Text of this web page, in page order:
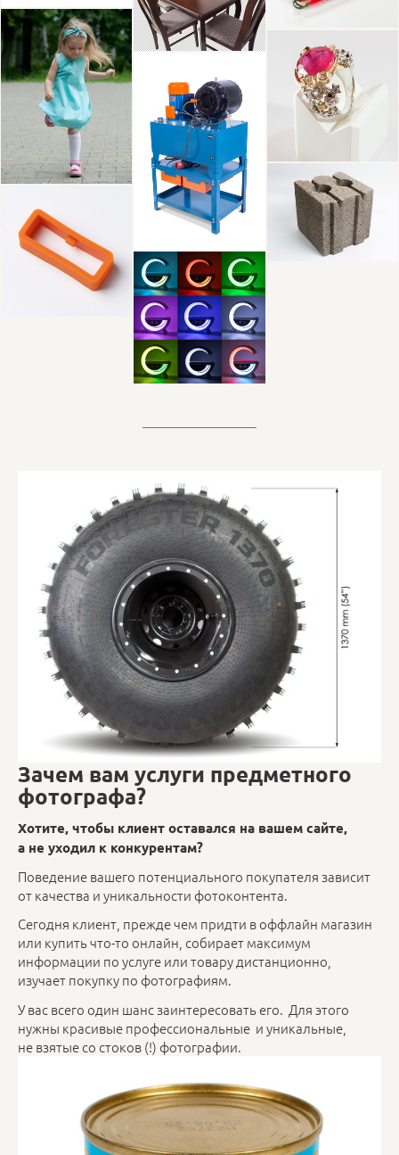
Зачем вам услуги предметного
фотографа?
Хотите, чтобы клиент оставался на вашем сайте,
а не уходил к конкурентам?
Поведение вашего потенциального покупателя зависит
от качества и уникальности фотоконтента.
Сегодня клиент, прежде чем придти в оффлайн магазин
или купить что-то онлайн, собирает максимум
информации по услуге или товару дистанционно,
изучает покупку по фотографиям.
У вас всего один шанс заинтересовать его. Для этого
нужны красивые профессиональные и уникальные,
не взятые со стоков (!) фотографии.